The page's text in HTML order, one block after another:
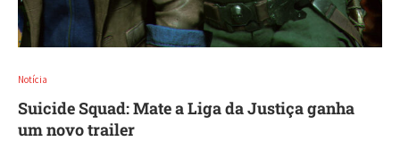
Notícia
Suicide Squad: Mate a Liga da Justiça ganha
um novo trailer